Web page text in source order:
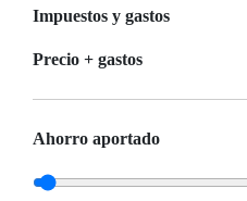
Impuestos y gastos
Precio + gastos
Ahorro aportado